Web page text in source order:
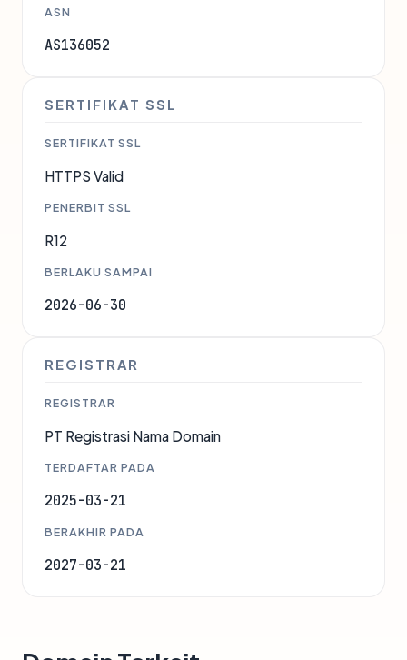
ASN
AS136052
SERTIFIKAT SSL
SERTIFIKAT SSL
HTTPS Valid
PENERBIT SSL
R12
BERLAKU SAMPAI
2026-06-30
REGISTRAR
REGISTRAR
PT Registrasi Nama Domain
TERDAFTAR PADA
2025-03-21
BERAKHIR PADA
2027-03-21